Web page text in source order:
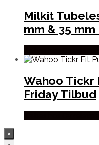
Milkit
mm & 35
Wahoo Tickr
Friday Tilbud
×